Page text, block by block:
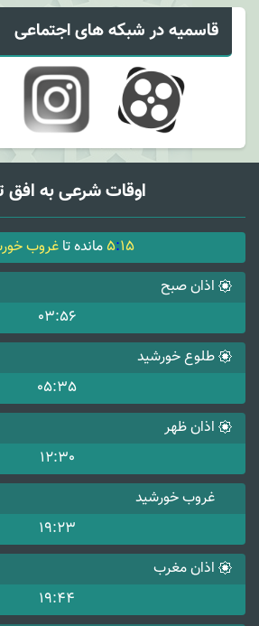
قاسمیه در شبکه های اجتماعی
اوقات شرعی به افق تبریز
مانده تاغروب خورشید
اذان صبح
03:56
طلوع خورشید
05:35
اذان ظهر
12:30
غروب خورشید
19:23
اذان مغرب
19:44